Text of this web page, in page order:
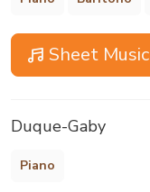
Sheet Music
Duque-Gaby
Piano